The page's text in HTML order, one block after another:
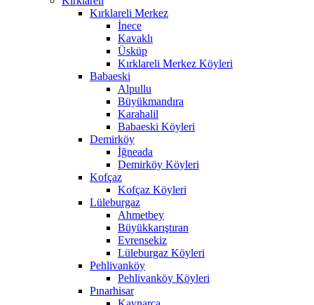
Kırklareli Merkez
İnece
Kavaklı
Üsküp
Kırklareli Merkez Köyleri
Babaeski
Alpullu
Büyükmandıra
Karahalil
Babaeski Köyleri
Demirköy
İğneada
Demirköy Köyleri
Kofçaz
Kofçaz Köyleri
Lüleburgaz
Ahmetbey
Büyükkarıştıran
Evrensekiz
Lüleburgaz Köyleri
Pehlivanköy
Pehlivanköy Köyleri
Pınarhisar